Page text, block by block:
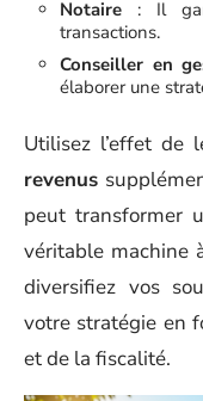
Notaire : Il
transactions.
Conseiller en
élaborer une
Utilisez l’effet de
revenus
peut transformer
véritable machine
diversifiez vos
votre stratégie en
et de la fiscalité.